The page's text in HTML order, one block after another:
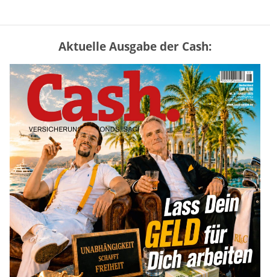
Vermieter-Zutritt: Wann Mieter
die Wohnung öffnen müssen
mehr
Goldpreis erreicht Sieben-Wochen-
Hoch nach schwachen US-Jobdaten
mehr
Mütterrente III Tabelle: So viel Renten-
Nachzahlung ist pro Kind möglich
mehr
Aktuelle Ausgabe der Cash: